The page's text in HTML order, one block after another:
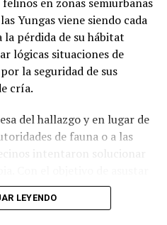
de las raciones, la
durante el contraturno
Yungas viene siendo cada
la pérdida de su hábitat
lógicas situaciones de
la seguridad de sus
cría.
del hallazgo y en lugar de
de fauna o a las
intentaron solucionar
hacia el monte, decidieron
precaria y arrojar ramas
LEYENDO